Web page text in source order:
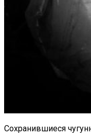
Сохранившиеся